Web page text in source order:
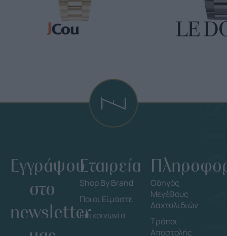
Εγγράψου
στο
newsletter
Εταιρεία
Shop By Brand
Ποιοι Είμαστε
Επικοινωνία
Οδηγός
Μεγέθους
Δαχτυλιδιών
Τρόποι
Αποστολής